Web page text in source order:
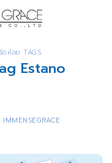
ห้อย TAGS
Estano
IMMENSEGRACE